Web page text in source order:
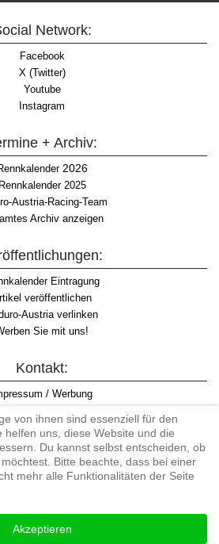
Network:
Facebook
X (Twitter)
Youtube
Instagram
+ Archiv:
2026
Rennkalender 2025
Austria-Racing-Team
Archiv anzeigen
Eintragung
veröffentlichen
Austria verlinken
Sie mit uns!
Kontakt:
/ Werbung
WKO
AGB
#enduroaustriaracingteam
von ihnen sind essenziell für den
helfen uns, diese Website und die
Du kannst selbst entscheiden, ob
Bitte beachte, dass bei einer
mehr alle Funktionalitäten der Seite
Akzeptieren